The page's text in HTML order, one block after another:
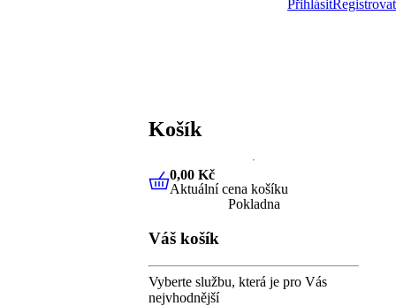
PřihlásitRegistrovat
Košík
0,00 KčAktuální cena košíku
0,00 Kč
Aktuální cena košíku
Pokladna
Váš košík
Vyberte službu, která je pro Vás
nejvhodnější